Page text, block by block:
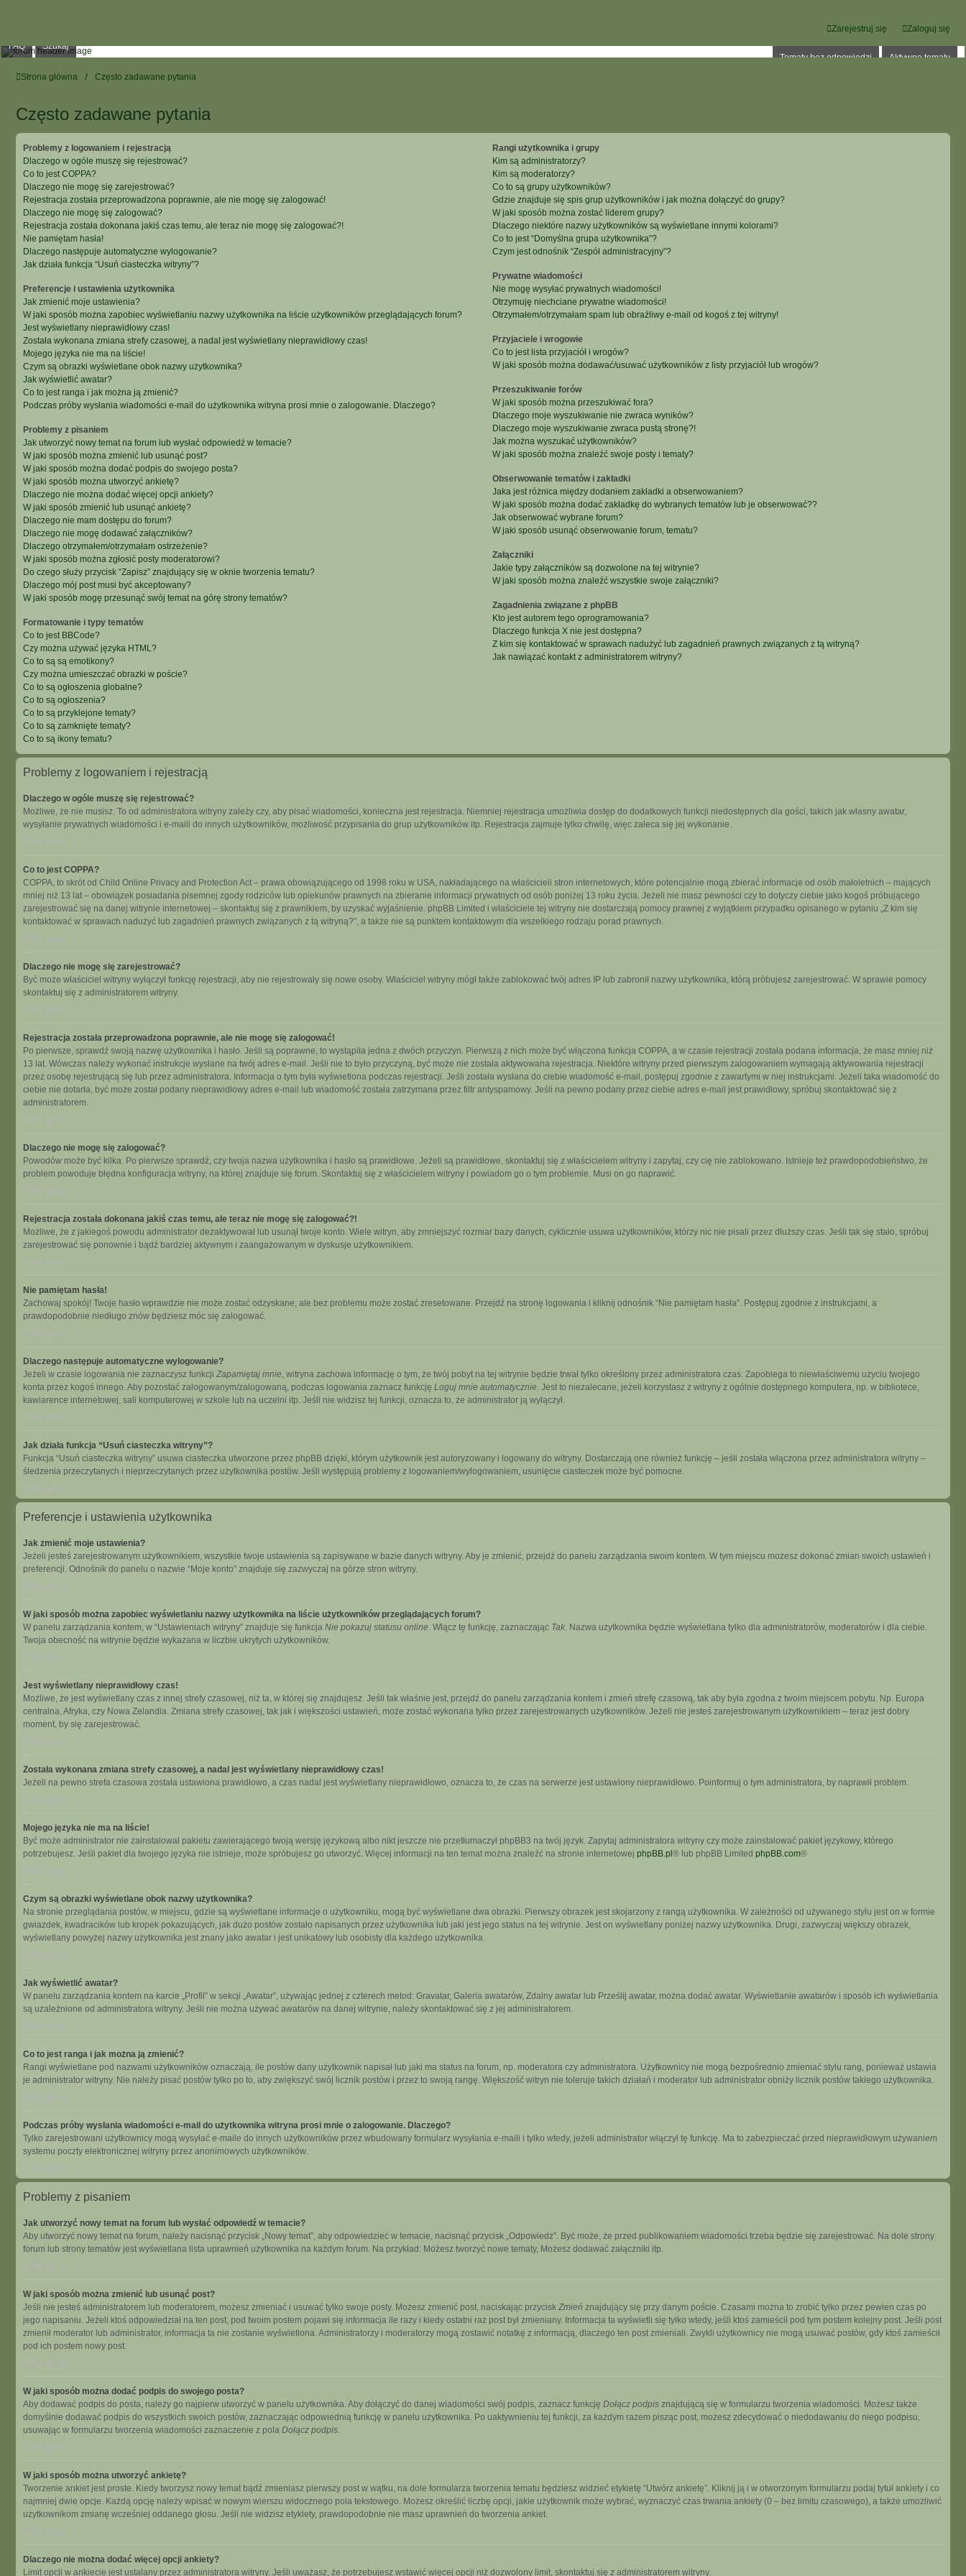
Zaloguj się
Zarejestruj się
Tematy bez odpowiedzi Aktywne tematy
FAQ Szukaj
Strona główna Często zadawane pytania
Często zadawane pytania
Problemy z logowaniem i rejestracją
Dlaczego w ogóle muszę się rejestrować?
Co to jest COPPA?
Dlaczego nie mogę się zarejestrować?
Rejestracja została przeprowadzona poprawnie, ale nie mogę się zalogować!
Dlaczego nie mogę się zalogować?
Rejestracja została dokonana jakiś czas temu, ale teraz nie mogę się zalogować?!
Nie pamiętam hasła!
Dlaczego następuje automatyczne wylogowanie?
Jak działa funkcja “Usuń ciasteczka witryny”?
Preferencje i ustawienia użytkownika
Jak zmienić moje ustawienia?
W jaki sposób można zapobiec wyświetlaniu nazwy użytkownika na liście użytkowników przeglądających forum?
Jest wyświetlany nieprawidłowy czas!
Została wykonana zmiana strefy czasowej, a nadal jest wyświetlany nieprawidłowy czas!
Mojego języka nie ma na liście!
Czym są obrazki wyświetlane obok nazwy użytkownika?
Jak wyświetlić awatar?
Co to jest ranga i jak można ją zmienić?
Podczas próby wysłania wiadomości e-mail do użytkownika witryna prosi mnie o zalogowanie. Dlaczego?
Problemy z pisaniem
Jak utworzyć nowy temat na forum lub wysłać odpowiedź w temacie?
W jaki sposób można zmienić lub usunąć post?
W jaki sposób można dodać podpis do swojego posta?
W jaki sposób można utworzyć ankietę?
Dlaczego nie można dodać więcej opcji ankiety?
W jaki sposób zmienić lub usunąć ankietę?
Dlaczego nie mam dostępu do forum?
Dlaczego nie mogę dodawać załączników?
Dlaczego otrzymałem/otrzymałam ostrzeżenie?
W jaki sposób można zgłosić posty moderatorowi?
Do czego służy przycisk “Zapisz” znajdujący się w oknie tworzenia tematu?
Dlaczego mój post musi być akceptowany?
W jaki sposób mogę przesunąć swój temat na górę strony tematów?
Formatowanie i typy tematów
Co to jest BBCode?
Czy można używać języka HTML?
Co to są są emotikony?
Czy można umieszczać obrazki w poście?
Co to są ogłoszenia globalne?
Co to są ogłoszenia?
Co to są przyklejone tematy?
Co to są zamknięte tematy?
Co to są ikony tematu?
Rangi użytkownika i grupy
Kim są administratorzy?
Kim są moderatorzy?
Co to są grupy użytkowników?
Gdzie znajduje się spis grup użytkowników i jak można dołączyć do grupy?
W jaki sposób można zostać liderem grupy?
Dlaczego niektóre nazwy użytkowników są wyświetlane innymi kolorami?
Co to jest “Domyślna grupa użytkownika”?
Czym jest odnośnik “Zespół administracyjny”?
Prywatne wiadomości
Nie mogę wysyłać prywatnych wiadomości!
Otrzymuję niechciane prywatne wiadomości!
Otrzymałem/otrzymałam spam lub obraźliwy e-mail od kogoś z tej witryny!
Przyjaciele i wrogowie
Co to jest lista przyjaciół i wrogów?
W jaki sposób można dodawać/usuwać użytkowników z listy przyjaciół lub wrogów?
Przeszukiwanie forów
W jaki sposób można przeszukiwać fora?
Dlaczego moje wyszukiwanie nie zwraca wyników?
Dlaczego moje wyszukiwanie zwraca pustą stronę?!
Jak można wyszukać użytkowników?
W jaki sposób można znaleźć swoje posty i tematy?
Obserwowanie tematów i zakładki
Jaka jest różnica między dodaniem zakładki a obserwowaniem?
W jaki sposób można dodać zakładkę do wybranych tematów lub je obserwować??
Jak obserwować wybrane forum?
W jaki sposób usunąć obserwowanie forum, tematu?
Załączniki
Jakie typy załączników są dozwolone na tej witrynie?
W jaki sposób można znaleźć wszystkie swoje załączniki?
Zagadnienia związane z phpBB
Kto jest autorem tego oprogramowania?
Dlaczego funkcja X nie jest dostępna?
Z kim się kontaktować w sprawach nadużyć lub zagadnień prawnych związanych z tą witryną?
Jak nawiązać kontakt z administratorem witryny?
Problemy z logowaniem i rejestracją
Dlaczego w ogóle muszę się rejestrować?
Możliwe, że nie musisz. To od administratora witryny zależy czy, aby pisać wiadomości, konieczna jest rejestracja. Niemniej rejestracja umożliwia dostęp do dodatkowych funkcji niedostępnych dla gości, takich jak własny awatar,
wysyłanie prywatnych wiadomości i e-maili do innych użytkowników, możliwość przypisania do grup użytkowników itp. Rejestracja zajmuje tylko chwilę, więc zaleca się jej wykonanie.
Na górę
Co to jest COPPA?
COPPA, to skrót od Child Online Privacy and Protection Act – prawa obowiązującego od 1998 roku w USA, nakładającego na właścicieli stron internetowych, które potencjalnie mogą zbierać informacje od osób małoletnich – mających
mniej niż 13 lat – obowiązek posiadania pisemnej zgody rodziców lub opiekunów prawnych na zbieranie informacji prywatnych od osób poniżej 13 roku życia. Jeżeli nie masz pewności czy to dotyczy ciebie jako kogoś próbującego
zarejestrować się na danej witrynie internetowej – skontaktuj się z prawnikiem, by uzyskać wyjaśnienie. phpBB Limited i właściciele tej witryny nie dostarczają pomocy prawnej z wyjątkiem przypadku opisanego w pytaniu „Z kim się
kontaktować w sprawach nadużyć lub zagadnień prawnych związanych z tą witryną?”, a także nie są punktem kontaktowym dla wszelkiego rodzaju porad prawnych.
Na górę
Dlaczego nie mogę się zarejestrować?
Być może właściciel witryny wyłączył funkcję rejestracji, aby nie rejestrowały się nowe osoby. Właściciel witryny mógł także zablokować twój adres IP lub zabronił nazwy użytkownika, którą próbujesz zarejestrować. W sprawie pomocy
skontaktuj się z administratorem witryny.
Na górę
Rejestracja została przeprowadzona poprawnie, ale nie mogę się zalogować!
Po pierwsze, sprawdź swoją nazwę użytkownika i hasło. Jeśli są poprawne, to wystąpiła jedna z dwóch przyczyn. Pierwszą z nich może być włączona funkcja COPPA, a w czasie rejestracji została podana informacja, że masz mniej niż
13 lat. Wówczas należy wykonać instrukcje wysłane na twój adres e-mail. Jeśli nie to było przyczyną, być może nie została aktywowana rejestracja. Niektóre witryny przed pierwszym zalogowaniem wymagają aktywowania rejestracji
przez osobę rejestrującą się lub przez administratora. Informacja o tym była wyświetlona podczas rejestracji. Jeśli została wysłana do ciebie wiadomość e-mail, postępuj zgodnie z zawartymi w niej instrukcjami. Jeżeli taka wiadomość do
ciebie nie dotarła, być może został podany nieprawidłowy adres e-mail lub wiadomość została zatrzymana przez filtr antyspamowy. Jeśli na pewno podany przez ciebie adres e-mail jest prawidłowy, spróbuj skontaktować się z
administratorem.
Na górę
Dlaczego nie mogę się zalogować?
Powodów może być kilka. Po pierwsze sprawdź, czy twoja nazwa użytkownika i hasło są prawidłowe. Jeżeli są prawidłowe, skontaktuj się z właścicielem witryny i zapytaj, czy cię nie zablokowano. Istnieje też prawdopodobieństwo, że
problem powoduje błędna konfiguracja witryny, na której znajduje się forum. Skontaktuj się z właścicielem witryny i powiadom go o tym problemie. Musi on go naprawić.
Na górę
Rejestracja została dokonana jakiś czas temu, ale teraz nie mogę się zalogować?!
Możliwe, że z jakiegoś powodu administrator dezaktywował lub usunął twoje konto. Wiele witryn, aby zmniejszyć rozmiar bazy danych, cyklicznie usuwa użytkowników, którzy nic nie pisali przez dłuższy czas. Jeśli tak się stało, spróbuj
zarejestrować się ponownie i bądź bardziej aktywnym i zaangażowanym w dyskusje użytkownikiem.
Na górę
Nie pamiętam hasła!
Zachowaj spokój! Twoje hasło wprawdzie nie może zostać odzyskane, ale bez problemu może zostać zresetowane. Przejdź na stronę logowania i kliknij odnośnik “Nie pamiętam hasła”. Postępuj zgodnie z instrukcjami, a
prawdopodobnie niedługo znów będziesz móc się zalogować.
Na górę
Dlaczego następuje automatyczne wylogowanie?
Jeżeli w czasie logowania nie zaznaczysz funkcji Zapamiętaj mnie, witryna zachowa informację o tym, że twój pobyt na tej witrynie będzie trwał tylko określony przez administratora czas. Zapobiega to niewłaściwemu użyciu twojego
konta przez kogoś innego. Aby pozostać zalogowanym/zalogowaną, podczas logowania zaznacz funkcję Loguj mnie automatycznie. Jest to niezalecane, jeżeli korzystasz z witryny z ogólnie dostępnego komputera, np. w bibliotece,
kawiarence internetowej, sali komputerowej w szkole lub na uczelni itp. Jeśli nie widzisz tej funkcji, oznacza to, że administrator ją wyłączył.
Na górę
Jak działa funkcja “Usuń ciasteczka witryny”?
Funkcja “Usuń ciasteczka witryny” usuwa ciasteczka utworzone przez phpBB dzięki, którym użytkownik jest autoryzowany i logowany do witryny. Dostarczają one również funkcję – jeśli została włączona przez administratora witryny –
śledzenia przeczytanych i nieprzeczytanych przez użytkownika postów. Jeśli występują problemy z logowaniem/wylogowaniem, usunięcie ciasteczek może być pomocne.
Na górę
Preferencje i ustawienia użytkownika
Jak zmienić moje ustawienia?
Jeżeli jesteś zarejestrowanym użytkownikiem, wszystkie twoje ustawienia są zapisywane w bazie danych witryny. Aby je zmienić, przejdź do panelu zarządzania swoim kontem. W tym miejscu możesz dokonać zmian swoich ustawień i
preferencji. Odnośnik do panelu o nazwie “Moje konto” znajduje się zazwyczaj na górze stron witryny.
W jaki sposób można zapobiec wyświetlaniu nazwy użytkownika na liście użytkowników przeglądających forum?
W panelu zarządzania kontem, w “Ustawieniach witryny” znajduje się funkcja Nie pokazuj statusu online. Włącz tę funkcję, zaznaczając Tak. Nazwa użytkownika będzie wyświetlana tylko dla administratorów, moderatorów i dla ciebie.
Twoja obecność na witrynie będzie wykazana w liczbie ukrytych użytkowników.
Jest wyświetlany nieprawidłowy czas!
Możliwe, że jest wyświetlany czas z innej strefy czasowej, niż ta, w której się znajdujesz. Jeśli tak właśnie jest, przejdź do panelu zarządzania kontem i zmień strefę czasową, tak aby była zgodna z twoim miejscem pobytu. Np. Europa
centralna, Afryka, czy Nowa Zelandia. Zmiana strefy czasowej, tak jak i większości ustawień, może zostać wykonana tylko przez zarejestrowanych użytkowników. Jeżeli nie jesteś zarejestrowanym użytkownikiem – teraz jest dobry
moment, by się zarejestrować.
Została wykonana zmiana strefy czasowej, a nadal jest wyświetlany nieprawidłowy czas!
Jeżeli na pewno strefa czasowa została ustawiona prawidłowo, a czas nadal jest wyświetlany nieprawidłowo, oznacza to, że czas na serwerze jest ustawiony nieprawidłowo. Poinformuj o tym administratora, by naprawił problem.
Mojego języka nie ma na liście!
Być może administrator nie zainstalował pakietu zawierającego twoją wersję językową albo nikt jeszcze nie przetłumaczył phpBB3 na twój język. Zapytaj administratora witryny czy może zainstalować pakiet językowy, którego
potrzebujesz. Jeśli pakiet dla twojego języka nie istnieje, może spróbujesz go utworzyć. Więcej informacji na ten temat można znaleźć na stronie internetowej phpBB.pl ® lub phpBB Limited phpBB.com®
Czym są obrazki wyświetlane obok nazwy użytkownika?
Na stronie przeglądania postów, w miejscu, gdzie są wyświetlane informacje o użytkowniku, mogą być wyświetlane dwa obrazki. Pierwszy obrazek jest skojarzony z rangą użytkownika. W zależności od używanego stylu jest on w formie
gwiazdek, kwadracików lub kropek pokazujących, jak dużo postów zostało napisanych przez użytkownika lub jaki jest jego status na tej witrynie. Jest on wyświetlany poniżej nazwy użytkownika. Drugi, zazwyczaj większy obrazek,
wyświetlany powyżej nazwy użytkownika jest znany jako awatar i jest unikatowy lub osobisty dla każdego użytkownika.
Jak wyświetlić awatar?
W panelu zarządzania kontem na karcie „Profil” w sekcji „Awatar”, używając jednej z czterech metod: Gravatar, Galeria awatarów, Zdalny awatar lub Prześlij awatar, można dodać awatar. Wyświetlanie awatarów i sposób ich wyświetlania
są uzależnione od administratora witryny. Jeśli nie można używać awatarów na danej witrynie, należy skontaktować się z jej administratorem.
Co to jest ranga i jak można ją zmienić?
Rangi wyświetlane pod nazwami użytkowników oznaczają, ile postów dany użytkownik napisał lub jaki ma status na forum, np. moderatora czy administratora. Użytkownicy nie mogą bezpośrednio zmieniać stylu rang, ponieważ ustawia
je administrator witryny. Nie należy pisać postów tylko po to, aby zwiększyć swój licznik postów i przez to swoją rangę. Większość witryn nie toleruje takich działań i moderator lub administrator obniży licznik postów takiego użytkownika.
Podczas próby wysłania wiadomości e-mail do użytkownika witryna prosi mnie o zalogowanie. Dlaczego?
Tylko zarejestrowani użytkownicy mogą wysyłać e-maile do innych użytkowników przez wbudowany formularz wysyłania e-maili i tylko wtedy, jeżeli administrator włączył tę funkcję. Ma to zabezpieczać przed nieprawidłowym używaniem
systemu poczty elektronicznej witryny przez anonimowych użytkowników.
Problemy z pisaniem
Jak utworzyć nowy temat na forum lub wysłać odpowiedź w temacie?
Aby utworzyć nowy temat na forum, należy nacisnąć przycisk „Nowy temat”, aby odpowiedzieć w temacie, nacisnąć przycisk „Odpowiedz”. Być może, że przed publikowaniem wiadomości trzeba będzie się zarejestrować. Na dole strony
forum lub strony tematów jest wyświetlana lista uprawnień użytkownika na każdym forum. Na przykład: Możesz tworzyć nowe tematy, Możesz dodawać załączniki itp.
Na górę
W jaki sposób można zmienić lub usunąć post?
Jeśli nie jesteś administratorem lub moderatorem, możesz zmieniać i usuwać tylko swoje posty. Możesz zmienić post, naciskając przycisk Zmień znajdujący się przy danym poście. Czasami można to zrobić tylko przez pewien czas po
jego napisaniu. Jeżeli ktoś odpowiedział na ten post, pod twoim postem pojawi się informacja ile razy i kiedy ostatni raz post był zmieniany. Informacja ta wyświetli się tylko wtedy, jeśli ktoś zamieścił pod tym postem kolejny post. Jeśli post
zmienił moderator lub administrator, informacja ta nie zostanie wyświetlona. Administratorzy i moderatorzy mogą zostawić notatkę z informacją, dlaczego ten post zmieniali. Zwykli użytkownicy nie mogą usuwać postów, gdy ktoś zamieścił
pod ich postem nowy post.
Na górę
W jaki sposób można dodać podpis do swojego posta?
Aby dodawać podpis do posta, należy go najpierw utworzyć w panelu użytkownika. Aby dołączyć do danej wiadomości swój podpis, zaznacz funkcję Dołącz podpis znajdującą się w formularzu tworzenia wiadomości. Możesz także
domyślnie dodawać podpis do wszystkich swoich postów, zaznaczając odpowiednią funkcję w panelu użytkownika. Po uaktywnieniu tej funkcji, za każdym razem pisząc post, możesz zdecydować o niedodawaniu do niego podpisu,
usuwając w formularzu tworzenia wiadomości zaznaczenie z pola Dołącz podpis.
Na górę
W jaki sposób można utworzyć ankietę?
Tworzenie ankiet jest proste. Kiedy tworzysz nowy temat bądź zmieniasz pierwszy post w wątku, na dole formularza tworzenia tematu będziesz widzieć etykietę “Utwórz ankietę”. Kliknij ją i w otworzonym formularzu podaj tytuł ankiety i co
najmniej dwie opcje. Każdą opcję należy wpisać w nowym wierszu widocznego pola tekstowego. Możesz określić liczbę opcji, jakie użytkownik może wybrać, wyznaczyć czas trwania ankiety (0 – bez limitu czasowego), a także umożliwić
użytkownikom zmianę wcześniej oddanego głosu. Jeśli nie widzisz etykiety, prawdopodobnie nie masz uprawnień do tworzenia ankiet.
Na górę
Dlaczego nie można dodać więcej opcji ankiety?
Limit opcji w ankiecie jest ustalany przez administratora witryny. Jeśli uważasz, że potrzebujesz wstawić więcej opcji niż dozwolony limit, skontaktuj się z administratorem witryny.